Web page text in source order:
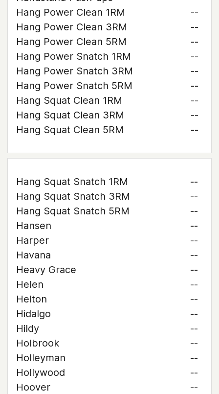
Hang Power Clean 1RM
--
Hang Power Clean 3RM
--
Hang Power Clean 5RM
--
Hang Power Snatch 1RM
--
Hang Power Snatch 3RM
--
Hang Power Snatch 5RM
--
Hang Squat Clean 1RM
--
Hang Squat Clean 3RM
--
Hang Squat Clean 5RM
--
Hang Squat Snatch 1RM
--
Hang Squat Snatch 3RM
--
Hang Squat Snatch 5RM
--
Hansen
--
Harper
--
Havana
--
Heavy Grace
--
Helen
--
Helton
--
Hidalgo
--
Hildy
--
Holbrook
--
Holleyman
--
Hollywood
--
Hoover
--